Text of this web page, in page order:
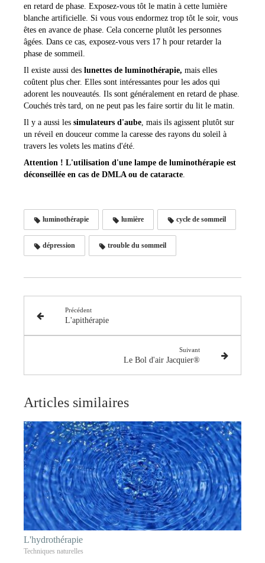
en retard de phase. Exposez-vous tôt le matin à cette lumière
blanche artificielle. Si vous vous endormez trop tôt le soir, vous
êtes en avance de phase. Cela concerne plutôt les personnes
âgées. Dans ce cas, exposez-vous vers 17 h pour retarder la
phase de sommeil.
​Il existe aussi des lunettes de luminothérapie, mais elles
coûtent plus cher. Elles sont intéressantes pour les ados qui
adorent les nouveautés. Ils sont généralement en retard de phase.
Couchés très tard, on ne peut pas les faire sortir du lit le matin.
Il y a aussi les simulateurs d'aube, mais ils agissent plutôt sur
un réveil en douceur comme la caresse des rayons du soleil à
travers les volets les matins d'été.
Attention ! L'utilisation d'une lampe de luminothérapie est
déconseillée en cas de DMLA ou de cataracte.
luminothérapie lumière cycle de sommeil
dépression trouble du sommeil
Précédent
L'apithérapie
Suivant
Le Bol d'air Jacquier®
Articles similaires
L'hydrothérapie
Techniques naturelles